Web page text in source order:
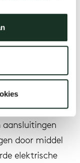
integreren
aansluitingen
door middel
elektrische